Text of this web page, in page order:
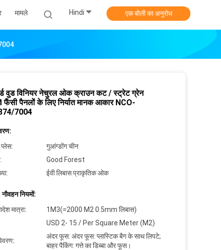
मामले Hindi एक बोली का अनुरोध
वुड विनियर नेचुरल ओक क्राउन कट / स्ट्रेट ग्रेन
पैनलों के लिए निर्यात मानक आकार NCO-
7004
प्लेस:
गुआंग्डोंग चीन
Good Forest
ईवी लिबास प्राकृतिक ओक
नियमों:
मात्रा:
1M3(=2000 M2 0.5mm लिबास)
USD 2- 15 / Per Square Meter (M2)
अंदर फूस: अंदर फूस: प्लास्टिक बैग के साथ लिपटे;
बाहर पैकिंग: गत्ते का डिब्बा और फूस।